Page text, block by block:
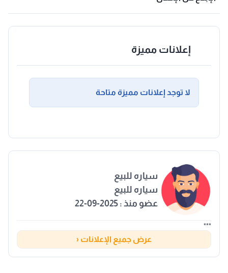
إعلانات مميزة
لا توجد إعلانات مميزة متاحة
سياره للبيع
سياره للبيع
عضو منذ : 2025-09-22
***
عرض جميع الإعلانات ‹